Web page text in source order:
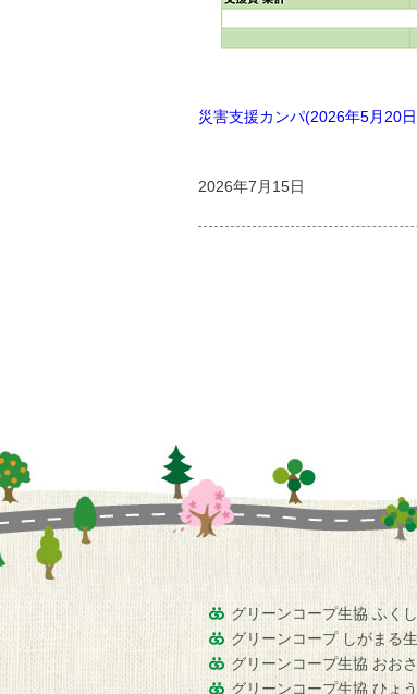
災害支援カンパ(2026年5月20
2026年7月15日
グリーンコープ生協 ふく
グリーンコープ しがまる
グリーンコープ生協 おお
グリーンコープ生協 ひょ